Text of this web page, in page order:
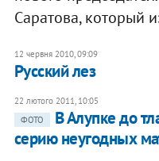
Саратова, который
12 червня 2010, 09:09
Русский лез
22 лютого 2011, 10:05
ФОТО
В Алупке до
серию неугодных